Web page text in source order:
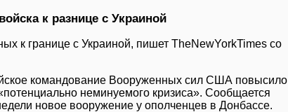
к разнице с Украиной
к границе с Украиной, пишет TheNewYorkTimes со
командование Вооруженных сил США повысило
неминуемого кризиса». Сообщается
новое вооружение у ополченцев в Донбассе.